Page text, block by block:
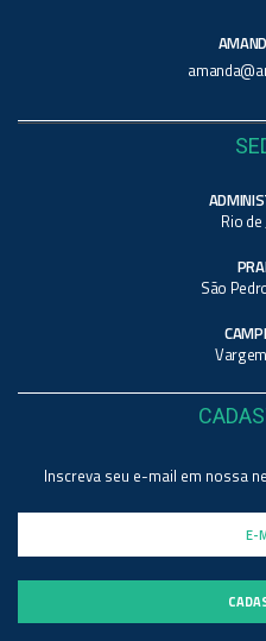
Rio
São
Inscreva seu e-mail em nossa